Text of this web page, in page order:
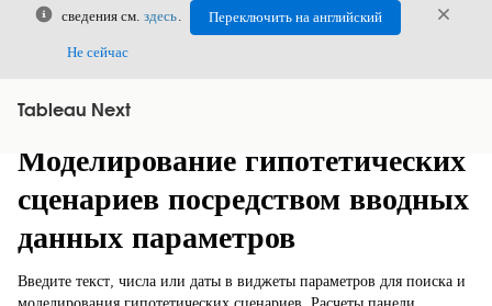
Закрыть
сведения см. здесь.
Переключить на английский
Не сейчас
Tableau NextПоказать содержание
Содержание
Моделирование гипотетических
сценариев посредством вводных
данных параметров
Введите текст, числа или даты в виджеты параметров для поиска и